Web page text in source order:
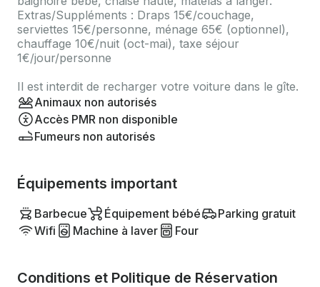
Extras/Suppléments : Draps 15€/couchage,
serviettes 15€/personne, ménage 65€ (optionnel),
chauffage 10€/nuit (oct-mai), taxe séjour
1€/jour/personne
Il est interdit de recharger votre voiture dans le gîte.
Animaux non autorisés
Accès PMR non disponible
Fumeurs non autorisés
Équipements important
Barbecue Équipement bébé
Parking gratuit
Wifi
Machine à laver Four
Conditions et Politique de Réservation